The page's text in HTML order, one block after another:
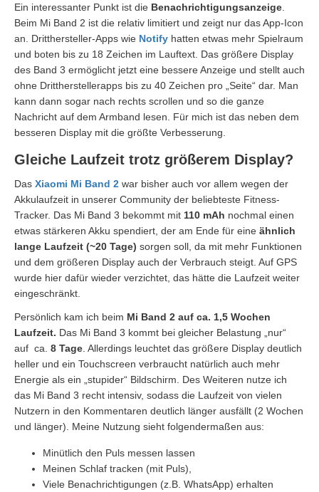
Ein interessanter Punkt ist die Benachrichtigungsanzeige
Beim Mi Band 2 ist die relativ limitiert und zeigt nur das App-Icon
an. Dritthersteller-Apps wie Notify hatten etwas mehr Spielraum
und boten bis zu 18 Zeichen im Lauftext. Das größere Display
des Band 3 ermöglicht jetzt eine bessere Anzeige und stellt auch
ohne Drittherstellerapps bis zu 40 Zeichen pro „Seite“ dar. Man
kann dann sogar nach rechts scrollen und so die ganze
Nachricht auf dem Armband lesen. Für mich ist das neben dem
besseren Display mit die größte Verbesserung.
Gleiche Laufzeit trotz größerem Display?
Das Xiaomi Mi Band 2 war bisher auch vor allem wegen der
Akkulaufzeit in unserer Community der beliebteste Fitness-
Tracker. Das Mi Band 3 bekommt mit 110 mAh nochmal einen
etwas stärkeren Akku spendiert, der am Ende für eine ähnlich
lange Laufzeit (~20 Tage) sorgen soll, da mit mehr Funktionen
und dem größeren Display auch der Verbrauch steigt. Auf GPS
wurde hier dafür wieder verzichtet, das hätte die Laufzeit weiter
eingeschränkt.
Persönlich kam ich beim Mi Band 2 auf ca. 1,5 Wochen
Laufzeit. Das Mi Band 3 kommt bei gleicher Belastung „nur“
auf ca. 8 Tage . Allerdings leuchtet das größere Display deutlich
heller und ein Touchscreen verbraucht natürlich auch mehr
Energie als ein „stupider“ Bildschirm. Des Weiteren nutze ich
das Mi Band 3 recht intensiv, sodass die Laufzeit von vielen
Nutzern in den Kommentaren deutlich länger ausfällt (2 Wochen
und länger). Meine Nutzung sieht folgendermaßen aus:
Minütlich den Puls messen lassen
Meinen Schlaf tracken (mit Puls),
Viele Benachrichtigungen (z.B. WhatsApp) erhalten